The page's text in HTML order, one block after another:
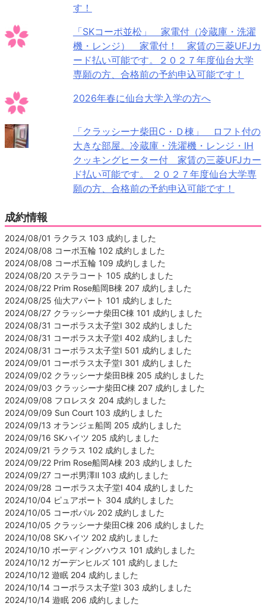
す！
「SKコーポ並松」 家電付（冷蔵庫・洗濯
機・レンジ） 家電付！ 家賃の三菱UFJカ
ード払い可能です。２０２７年度仙台大学
専願の方、合格前の予約申込可能です！
2026年春に仙台大学入学の方へ
「クラッシーナ柴田C・Ｄ棟」 ロフト付の
大きな部屋。冷蔵庫・洗濯機・レンジ・IH
クッキングヒーター付 家賃の三菱UFJカー
ド払い可能です。 ２０２７年度仙台大学専
願の方、合格前の予約申込可能です！
成約情報
2024/08/01 ラクラス 103 成約しました
2024/08/08 コーポ五輪 102 成約しました
2024/08/08 コーポ五輪 109 成約しました
2024/08/20 ステラコート 105 成約しました
2024/08/22 Prim Rose船岡B棟 207 成約しました
2024/08/25 仙大アパート 101 成約しました
2024/08/27 クラッシーナ柴田C棟 101 成約しました
2024/08/31 コーポラス太子堂Ⅰ 302 成約しました
2024/08/31 コーポラス太子堂Ⅰ 402 成約しました
2024/08/31 コーポラス太子堂Ⅰ 501 成約しました
2024/09/01 コーポラス太子堂Ⅰ 301 成約しました
2024/09/02 クラッシーナ柴田B棟 205 成約しました
2024/09/03 クラッシーナ柴田C棟 207 成約しました
2024/09/08 フロレスタ 204 成約しました
2024/09/09 Sun Court 103 成約しました
2024/09/13 オランジェ船岡 205 成約しました
2024/09/16 SKハイツ 205 成約しました
2024/09/21 ラクラス 102 成約しました
2024/09/22 Prim Rose船岡A棟 203 成約しました
2024/09/27 コーポ男澤Ⅱ 103 成約しました
2024/09/28 コーポラス太子堂Ⅰ 404 成約しました
2024/10/04 ピュアポート 304 成約しました
2024/10/05 コーポパル 202 成約しました
2024/10/05 クラッシーナ柴田C棟 206 成約しました
2024/10/08 SKハイツ 202 成約しました
2024/10/10 ボーディングハウス 101 成約しました
2024/10/12 ガーデンヒルズ 101 成約しました
2024/10/12 遊眠 204 成約しました
2024/10/14 コーポラス太子堂Ⅰ 303 成約しました
2024/10/14 遊眠 206 成約しました